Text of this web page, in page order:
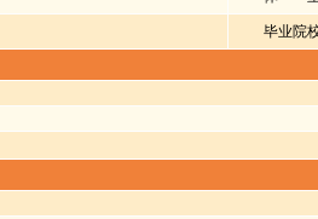
毕业院